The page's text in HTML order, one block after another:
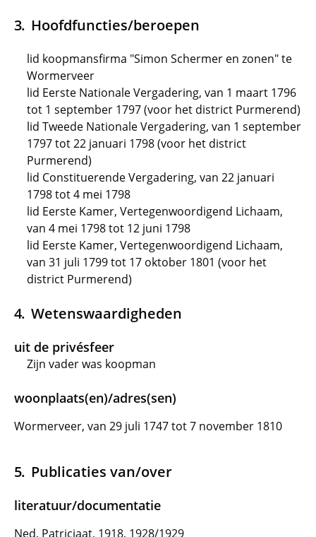
Hoofdfuncties/beroepen
lid koopmansfirma "Simon Schermer en zonen" te
Wormerveer
lid Eerste Nationale Vergadering, van 1 maart 1796
tot 1 september 1797 (voor het district Purmerend)
lid Tweede Nationale Vergadering, van 1 september
1797 tot 22 januari 1798 (voor het district
Purmerend)
lid Constituerende Vergadering, van 22 januari
1798 tot 4 mei 1798
lid Eerste Kamer, Vertegenwoordigend Lichaam,
van 4 mei 1798 tot 12 juni 1798
lid Eerste Kamer, Vertegenwoordigend Lichaam,
van 31 juli 1799 tot 17 oktober 1801 (voor het
district Purmerend)
Wetenswaardigheden
uit de privésfeer
Zijn vader was koopman
woonplaats(en)/adres(sen)
Wormerveer, van 29 juli 1747 tot 7 november 1810
Publicaties van/over
literatuur/documentatie
Ned. Patriciaat, 1918, 1928/1929